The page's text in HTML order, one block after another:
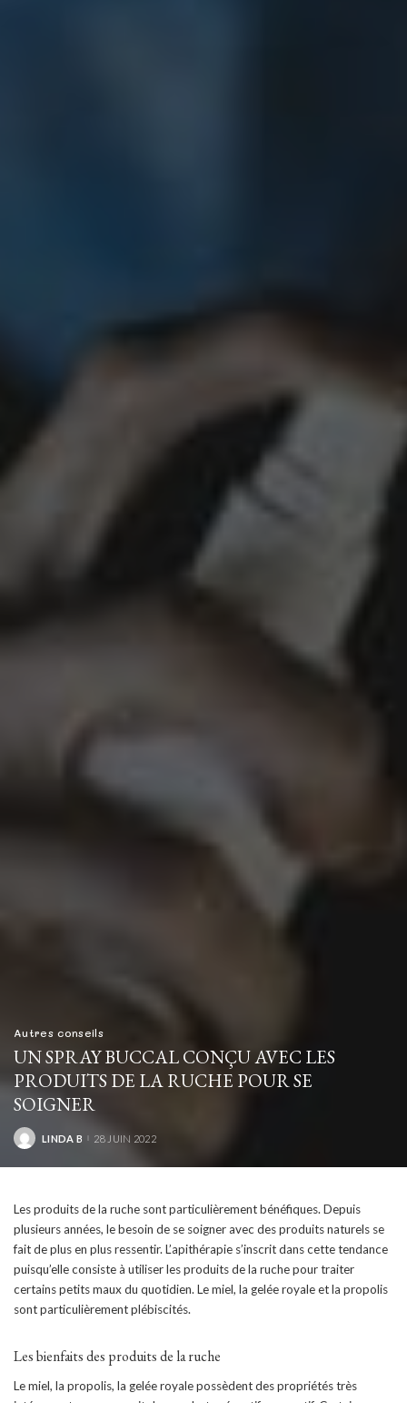
Autres conseils
UN SPRAY BUCCAL CONÇU AVEC LES
PRODUITS DE LA RUCHE POUR SE
SOIGNER
POSTED
LINDA B 28 JUIN 2022
Les produits de la ruche sont particulièrement bénéfiques. Depuis
plusieurs années, le besoin de se soigner avec des produits naturels se
fait de plus en plus ressentir. L’apithérapie s’inscrit dans cette tendance
puisqu’elle consiste à utiliser les produits de la ruche pour traiter
certains petits maux du quotidien. Le miel, la gelée royale et la propolis
sont particulièrement plébiscités.
Les bienfaits des produits de la ruche
Le miel, la propolis, la gelée royale possèdent des propriétés très